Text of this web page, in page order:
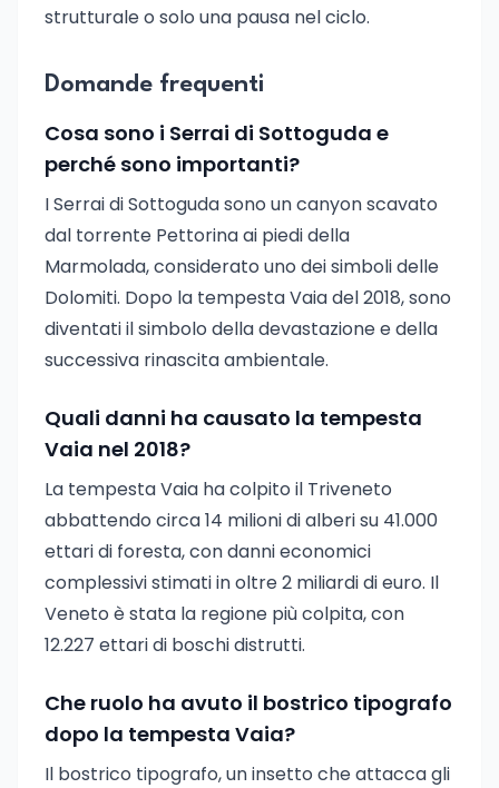
strutturale o solo una pausa nel ciclo.
Domande frequenti
Cosa sono i Serrai di Sottoguda e
perché sono importanti?
I Serrai di Sottoguda sono un canyon scavato
dal torrente Pettorina ai piedi della
Marmolada, considerato uno dei simboli delle
Dolomiti. Dopo la tempesta Vaia del 2018, sono
diventati il simbolo della devastazione e della
successiva rinascita ambientale.
Quali danni ha causato la tempesta
Vaia nel 2018?
La tempesta Vaia ha colpito il Triveneto
abbattendo circa 14 milioni di alberi su 41.000
ettari di foresta, con danni economici
complessivi stimati in oltre 2 miliardi di euro. Il
Veneto è stata la regione più colpita, con
12.227 ettari di boschi distrutti.
Che ruolo ha avuto il bostrico tipografo
dopo la tempesta Vaia?
Il bostrico tipografo, un insetto che attacca gli